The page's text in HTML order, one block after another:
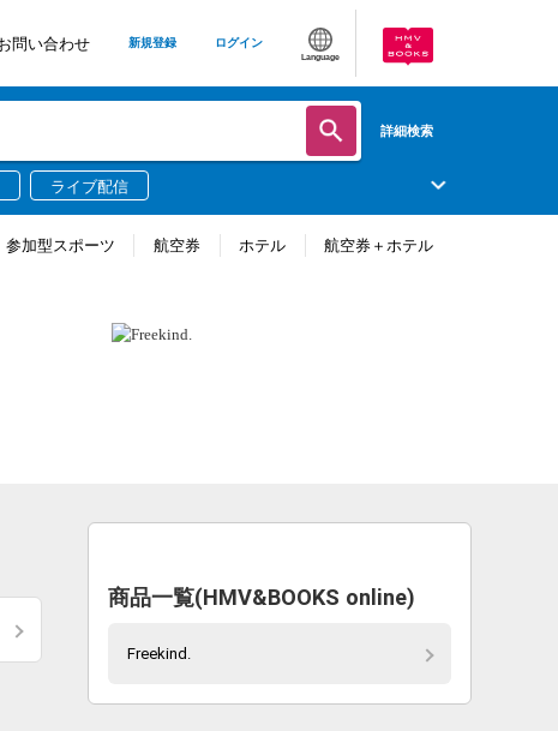
問い合わせ 新規登録 ログイン
Language
詳細検索
ライブ配信
参加型スポーツ 航空券 ホテル 航空券＋ホテル
商品一覧(HMV&BOOKS online)
Freekind.